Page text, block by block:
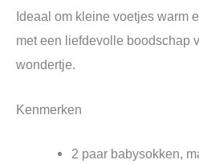
Ideaal om kleine voetjes warm
met een liefdevolle boodschap
wondertje.
Kenmerken
2 paar babysokken,